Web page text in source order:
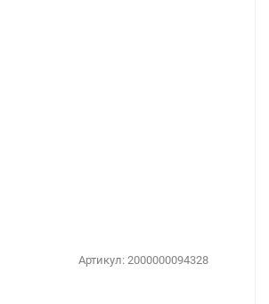
Артикул: 2000000094328